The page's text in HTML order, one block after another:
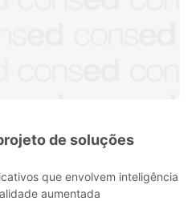
de soluções
que envolvem inteligência
aumentada